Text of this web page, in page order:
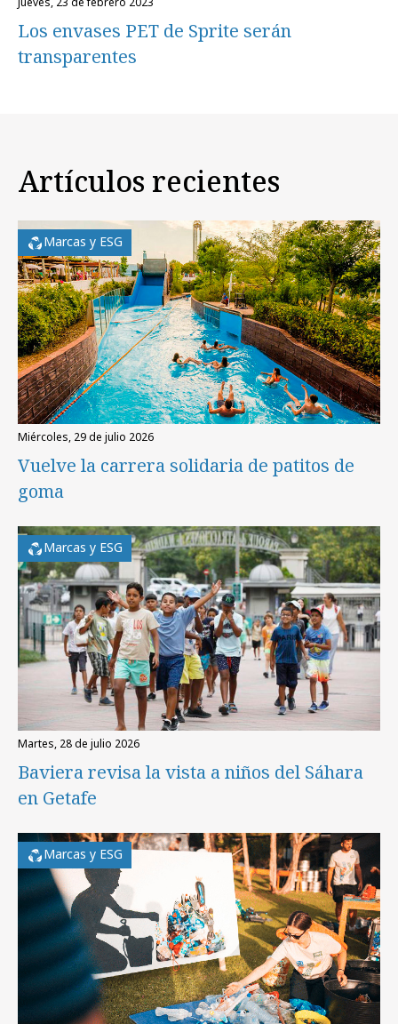
Los envases PET de Sprite serán
transparentes
Artículos recientes
Marcas y ESG
miércoles, 29 de julio 2026
Vuelve la carrera solidaria de patitos de
goma
Marcas y ESG
martes, 28 de julio 2026
Baviera revisa la vista a niños del Sáhara
en Getafe
Marcas y ESG